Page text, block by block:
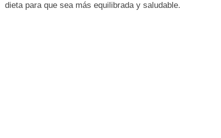
dieta para que sea más equilibrada y saludable.